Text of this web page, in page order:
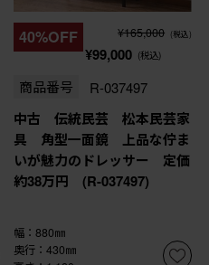
40%OFF ¥165,000 (税込)
¥99,000 (税込)
商品番号 R-037497
中古 伝統民芸 松本民芸家
具 角型一面鏡 上品な佇ま
いが魅力のドレッサー 定価
約38万円 (R-037497)
幅：880㎜
奥行：430㎜